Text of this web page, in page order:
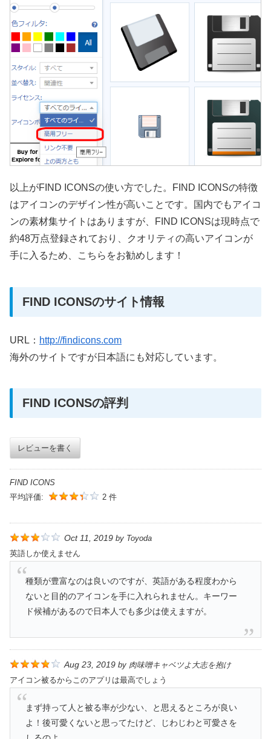
以上がFIND ICONSの使い方でした。FIND ICONSの特徴
はアイコンのデザイン性が高いことです。国内でもアイコ
ンの素材集サイトはありますが、FIND ICONSは現時点で
約48万点登録されており、クオリティの高いアイコンが
手に入るため、こちらをお勧めします！
FIND ICONSのサイト情報
URL： http://findicons.com
海外のサイトですが日本語にも対応しています。
FIND ICONSの評判
レビューを書く
FIND ICONS
平均評価:
2 件
Oct 11, 2019 by Toyoda
英語しか使えません
種類が豊富なのは良いのですが、英語がある程度わから
ないと目的のアイコンを手に入れられません。キーワー
ド候補があるので日本人でも多少は使えますが。
Aug 23, 2019 by 肉味噌キャベツよ大志を抱け
アイコン被るからこのアプリは最高でしょう
まず持って人と被る率が少ない、と思えるところが良い
よ！後可愛くないと思ってたけど、じわじわと可愛さを